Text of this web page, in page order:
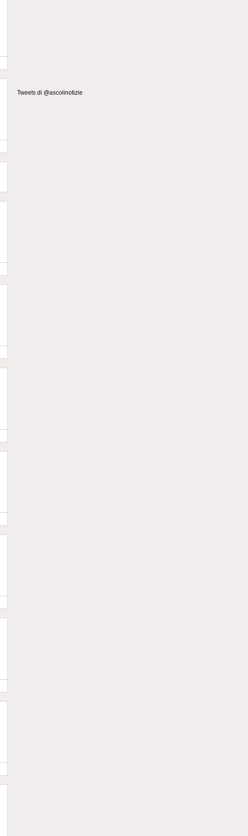
Tweets di @ascolinotizie